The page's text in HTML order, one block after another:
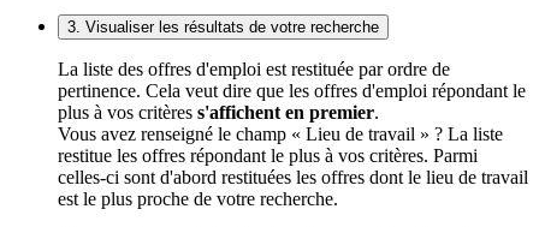
3. Visualiser les résultats de votre recherche
La liste des offres d'emploi est restituée par ordre de
pertinence. Cela veut dire que les offres d'emploi répondant le
plus à vos critères s'affichent en premier.
Vous avez renseigné le champ « Lieu de travail » ? La liste
restitue les offres répondant le plus à vos critères. Parmi
celles-ci sont d'abord restituées les offres dont le lieu de travail
est le plus proche de votre recherche.